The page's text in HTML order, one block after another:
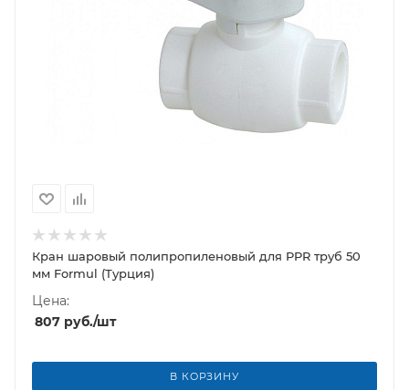
Кран шаровый полипропиленовый для PPR труб 50
мм Formul (Турция)
Цена:
807 руб./шт
В КОРЗИНУ